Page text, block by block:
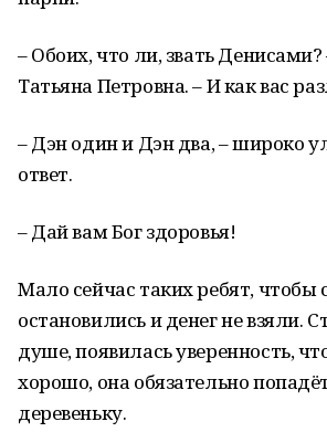
– Обоих, что ли, звать
Татьяна Петровна. – И как вас
– Дэн один и Дэн два, – широко
ответ.
– Дай вам Бог здоровья!
Мало сейчас таких ребят, чтобы
остановились и денег не взяли.
душе, появилась уверенность,
хорошо, она обязательно
деревеньку.